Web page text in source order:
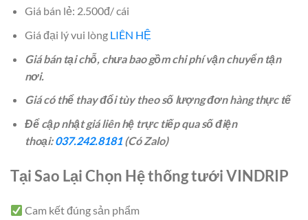
Giá bán lẻ: 2.500đ/ cái
Giá đại lý vui lòng LIÊN HỆ
Giá bán tại chỗ, chưa bao gồm chi phí vận chuyển tận
nơi.
Giá có thể thay đổi tùy theo số lượng đơn hàng thực tế
Để cập nhật giá liên hệ trực tiếp qua số điện
thoại:037.242.8181(Có Zalo)
Tại Sao Lại Chọn Hệ thống tưới VINDRIP
Cam kết đúng sản phẩm